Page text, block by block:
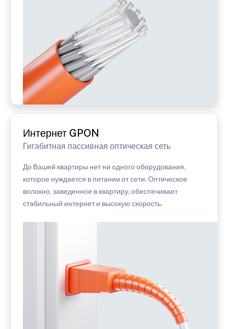
Интернет GPON
Гигабитная пассивная оптическая сеть
До Вашей квартиры нет ни одного оборудования,
которое нуждается в питании от сети. Оптическое
волокно, заведенное в квартиру, обеспечивает
стабильный интернет и высокую скорость.